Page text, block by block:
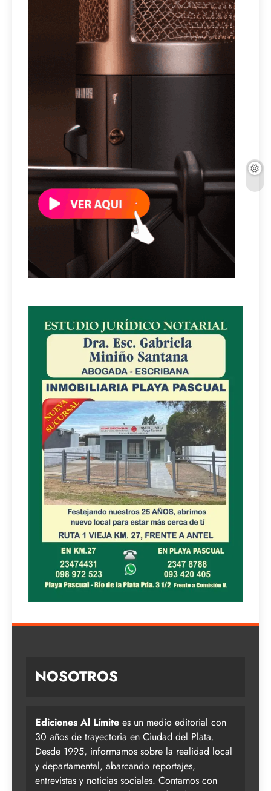
NOSOTROS
Ediciones Al Límite es un medio editorial con
30 años de trayectoria en Ciudad del Plata.
Desde 1995, informamos sobre la realidad local
y departamental, abarcando reportajes,
entrevistas y noticias sociales. Contamos con